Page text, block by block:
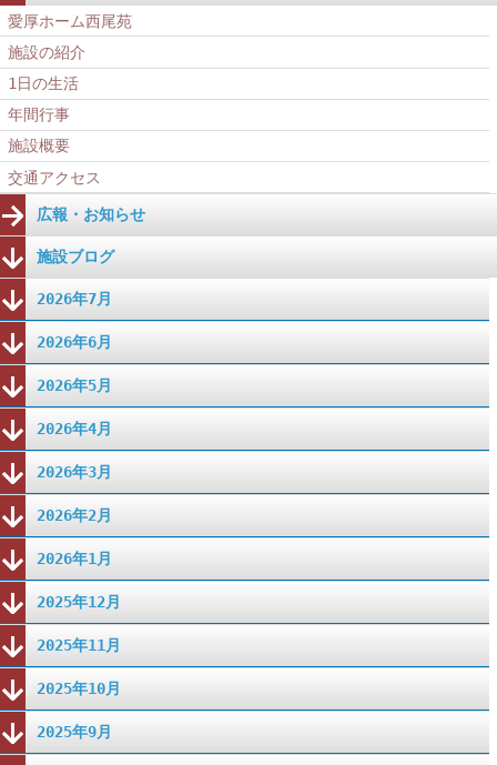
愛厚ホーム西尾苑
施設の紹介
1日の生活
年間行事
施設概要
交通アクセス
広報・お知らせ
施設ブログ
2026年7月
2026年6月
2026年5月
2026年4月
2026年3月
2026年2月
2026年1月
2025年12月
2025年11月
2025年10月
2025年9月